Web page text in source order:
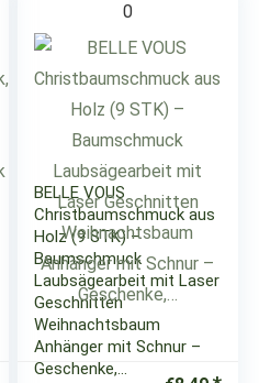
0
BELLE VOUS
Christbaumschmuck aus
Holz (9 STK) –
Baumschmuck
Laubsägearbeit mit Laser
Geschnitten
Weihnachtsbaum
Anhänger mit Schnur –
Geschenke,…